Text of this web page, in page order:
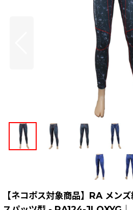
【ネコポス対象商品】RA メン